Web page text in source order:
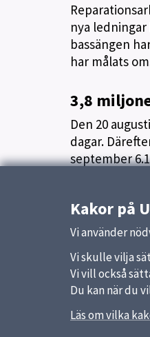
nya
bassängen
har målats
3,8
Den 20
dagar.
september
Publicerad:2
Kakor på
Vi använder
Vi skulle vilja
Vi vill också
Du kan när du
Läs om vilka
Sidfot
Uppsala